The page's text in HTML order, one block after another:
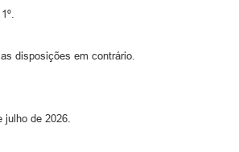
disposições em contrário.
julho de 2026.